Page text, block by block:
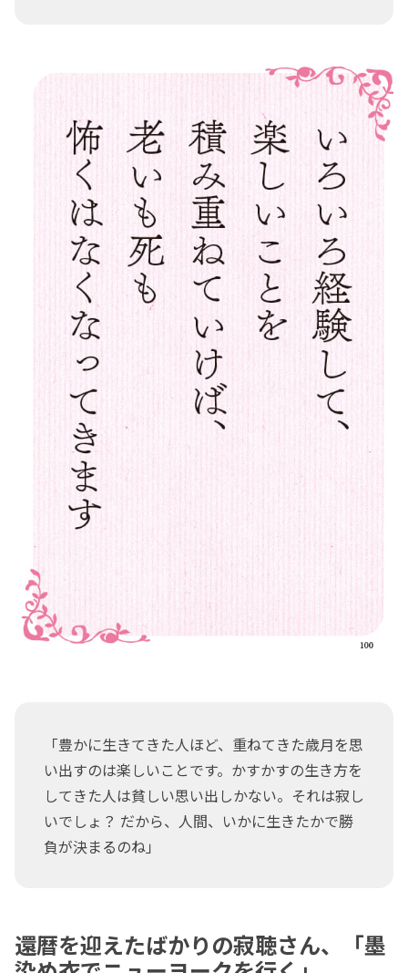
「豊かに生きてきた人ほど、重ねてきた歳月を思
い出すのは楽しいことです。かすかすの生き方を
してきた人は貧しい思い出しかない。それは寂し
いでしょ？ だから、人間、いかに生きたかで勝
負が決まるのね」
還暦を迎えたばかりの寂聴さん、「墨